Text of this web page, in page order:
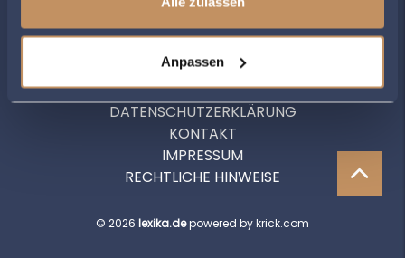
Anpassen
DATENSCHUTZERKLÄRUNG
KONTAKT
IMPRESSUM
RECHTLICHE HINWEISE
© 2026 lexika.depowered by krick.com